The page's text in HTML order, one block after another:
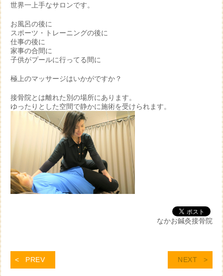
世界一上手なサロンです。
お風呂の後に
スポーツ・トレーニングの後に
仕事の後に
家事の合間に
子供がプールに行ってる間に
極上のマッサージはいかがですか？
接骨院とは離れた別の場所にあります。
ゆったりとした空間で静かに施術を受けられます。
なかお鍼灸接骨院
PREV NEXT